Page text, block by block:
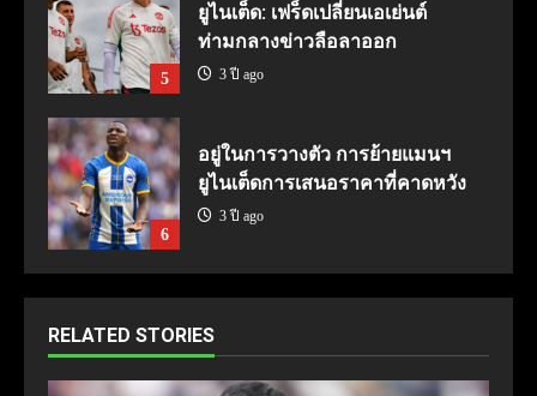
5
ยูไนเต็ด: เฟร็ดเปลี่ยนเอเย่นต์
ท่ามกลางข่าวลือลาออก
3 ปี ago
6
อยู่ในการวางตัว การย้ายแมนฯ
ยูไนเต็ดการเสนอราคาที่คาดหวัง
3 ปี ago
RELATED STORIES